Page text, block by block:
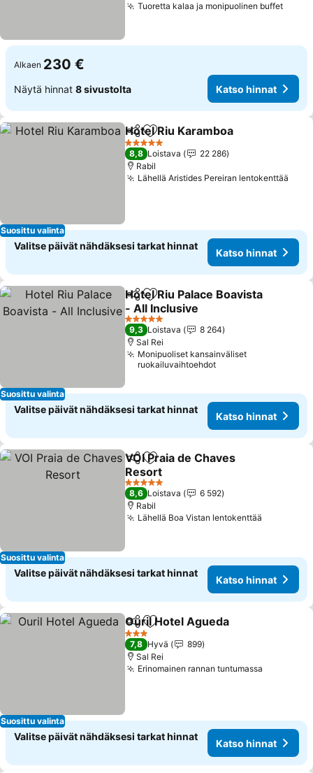
Tuoretta kalaa ja monipuolinen buffet
Alkaen 230 €
Näytä hinnat 8 sivustolta Katso hinnat
Suosittu valinta
Jaa Lisää suosikkeihin
Hotel Riu Karamboa
5 Tähtiluokitus
8,8 Loistava
22 286
Rabil
Lähellä Aristides Pereiran lentokenttää
Valitse päivät nähdäksesi tarkat hinnat
Katso hinnat
Suosittu valinta
Jaa Lisää suosikkeihin
Hotel Riu Palace Boavista
- All Inclusive
Katso hinnat
5 Tähtiluokitus
9,3 Loistava
8 264
Sal Rei
Monipuoliset kansainväliset
ruokailuvaihtoehdot
Valitse päivät nähdäksesi tarkat hinnat
Katso hinnat
Suosittu valinta
Jaa Lisää suosikkeihin
VOI Praia de Chaves
Resort
Katso hinnat
5 Tähtiluokitus
8,6 Loistava
6 592
Rabil
Lähellä Boa Vistan lentokenttää
Valitse päivät nähdäksesi tarkat hinnat
Katso hinnat
Suosittu valinta
Jaa Lisää suosikkeihin
Ouril Hotel Agueda
3 Tähtiluokitus
7,8 Hyvä
899
Sal Rei
Erinomainen rannan tuntumassa
Valitse päivät nähdäksesi tarkat hinnat
Katso hinnat